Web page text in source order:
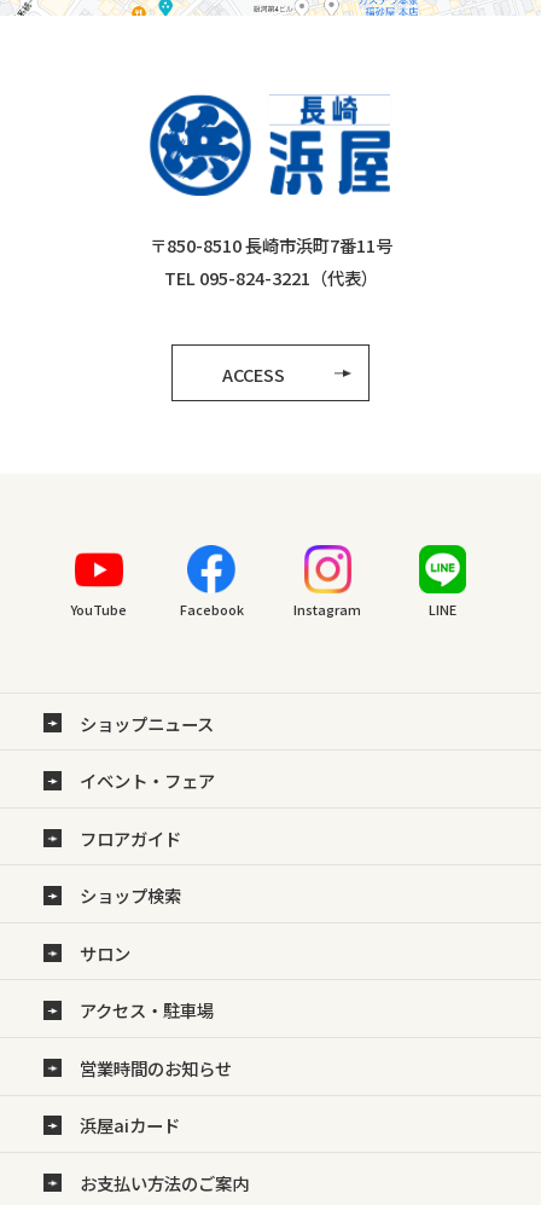
〒850-8510 長崎市浜町7番11号
TEL 095-824-3221（代表）
ACCESS
YouTube Facebook Instagram LINE
ショップニュース
イベント・フェア
フロアガイド
ショップ検索
サロン
アクセス・駐車場
営業時間のお知らせ
浜屋aiカード
お支払い方法のご案内